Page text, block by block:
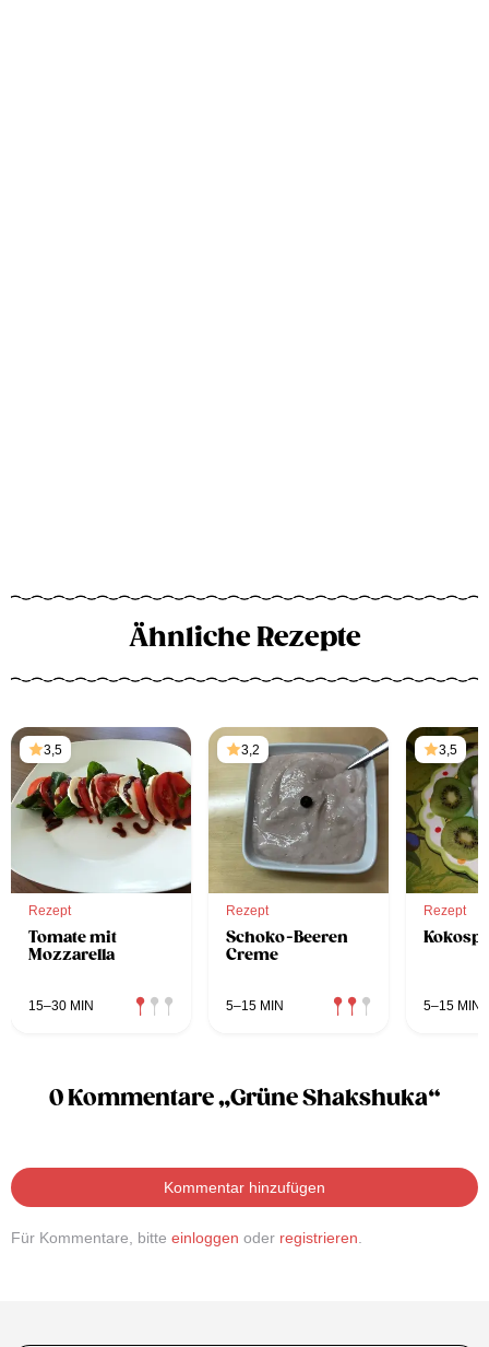
Ähnliche Rezepte
3,5
Rezept
Tomate mit
Mozzarella
15–30 MIN
3,2
Rezept
Schoko-Beeren
Creme
5–15 MIN
3,5
Rezept
5–15 MIN
0 Kommentare „Grüne Shakshuka“
Kommentar hinzufügen
Für Kommentare, bitte einloggen oder registrieren